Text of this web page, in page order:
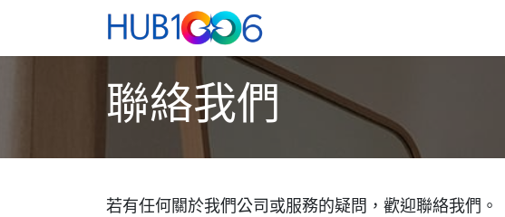
聯絡我們
若有任何關於我們公司或服務的疑問，歡迎聯絡我們。